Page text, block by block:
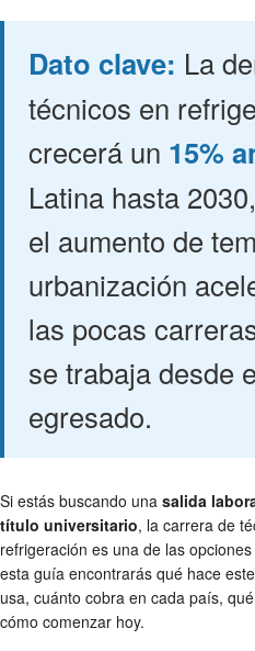
Dato clave: La
técnicos en
crecerá un 15%
Latina hasta
el aumento de
urbanización
las pocas
se trabaja desde
egresado.
Si estás buscando una salida
título universitario, la carrera de
refrigeración es una de las
esta guía encontrarás qué hace
usa, cuánto cobra en cada país,
cómo comenzar hoy.